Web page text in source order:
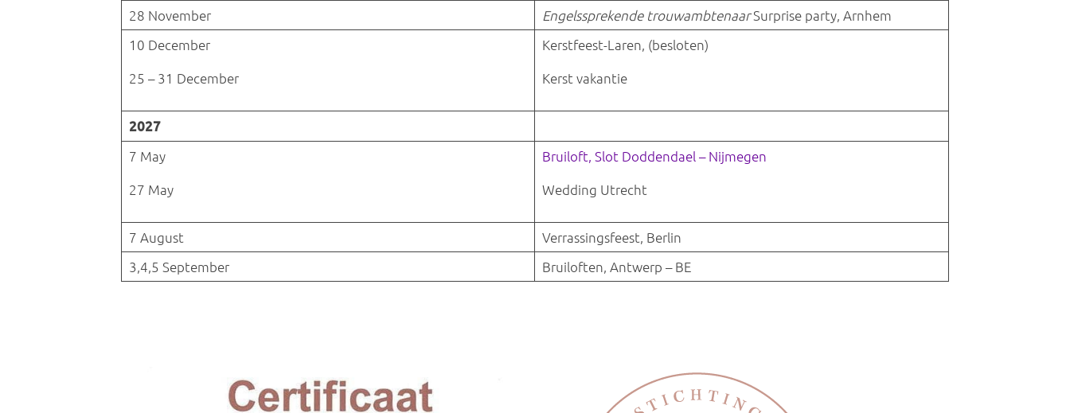
28 November Engelssprekende trouwambtenaarSurprise party, Arnhem
10 December
25 – 31 December
Kerstfeest-Laren, (besloten)
Kerst vakantie
2027
7 May
27 May
Bruiloft, Slot Doddendael – Nijmegen
Wedding Utrecht
7 August
Verrassingsfeest, Berlin
3,4,5 September
Bruiloften, Antwerp – BE